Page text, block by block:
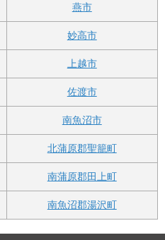
燕市
妙高市
上越市
佐渡市
南魚沼市
北蒲原郡聖籠町
南蒲原郡田上町
南魚沼郡湯沢町